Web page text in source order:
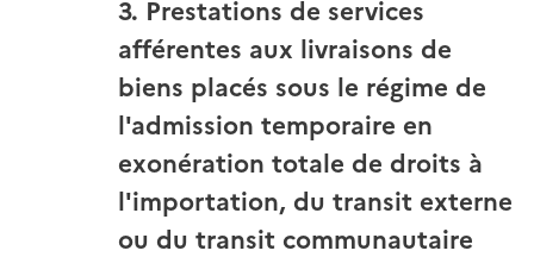
3. Prestations de services
afférentes aux livraisons de
biens placés sous le régime de
l'admission temporaire en
exonération totale de droits à
l'importation, du transit externe
ou du transit communautaire